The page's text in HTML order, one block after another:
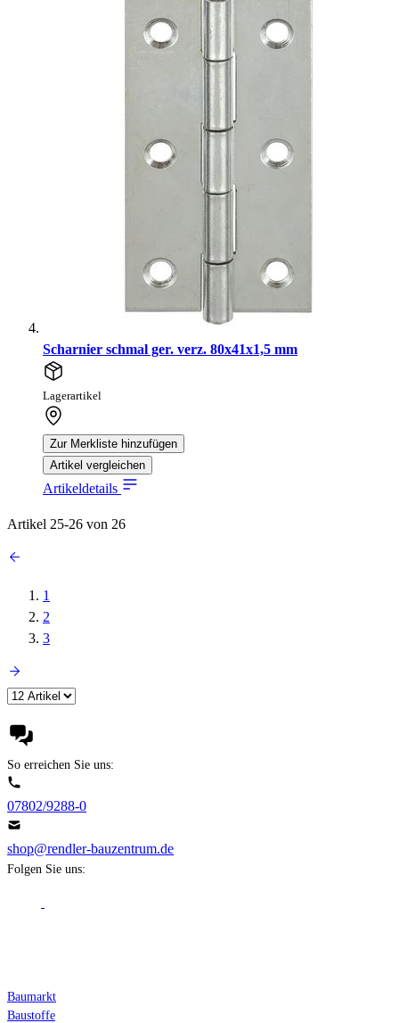
Scharnier schmal ger. verz. 80x41x1,5 mm
Lagerartikel
Zur Merkliste hinzufügen
Artikel vergleichen
Artikeldetails
Artikel 25-26 von 26
1
2
3
So erreichen Sie uns:
07802/9288-0
shop@rendler-bauzentrum.de
Folgen Sie uns:
Baumarkt
Baustoffe